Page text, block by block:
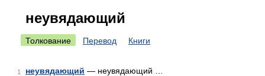
неувядающий
Толкование Перевод Книги
1 неувядающий — неувядающий …